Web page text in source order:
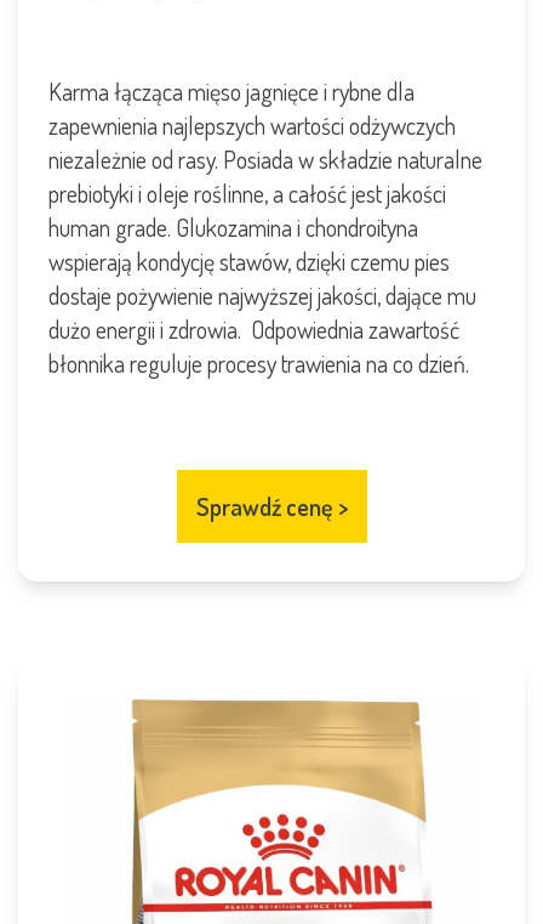
Karma łącząca mięso jagnięce i rybne dla
zapewnienia najlepszych wartości odżywczych
niezależnie od rasy. Posiada w składzie naturalne
prebiotyki i oleje roślinne, a całość jest jakości
human grade. Glukozamina i chondroityna
wspierają kondycję stawów, dzięki czemu pies
dostaje pożywienie najwyższej jakości, dające mu
dużo energii i zdrowia. Odpowiednia zawartość
błonnika reguluje procesy trawienia na co dzień.
Sprawdź cenę >